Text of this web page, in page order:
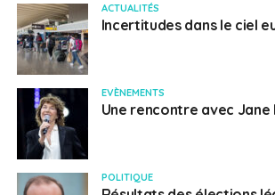
ACTUALITÉS
Incertitudes dans le ciel
EVÈNEMENTS
Une rencontre avec Jane
POLITIQUE